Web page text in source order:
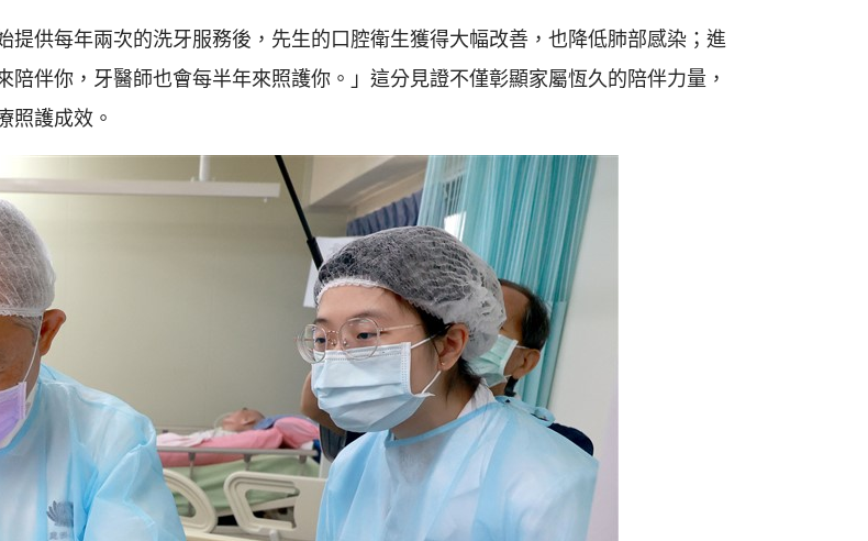
供每年兩次的洗牙服務後，先生的口腔衛生獲得大幅改善，也降低肺部感染；進
伴你，牙醫師也會每半年來照護你。」這分見證不僅彰顯家屬恆久的陪伴力量，
照護成效。